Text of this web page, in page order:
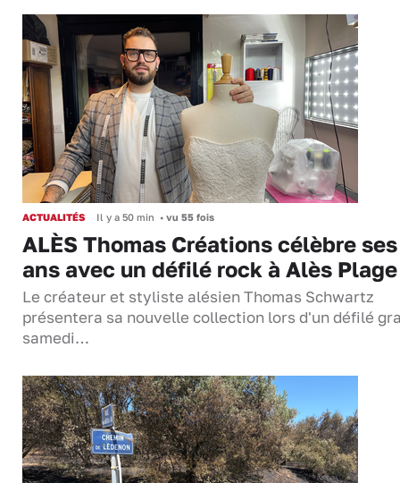
ACTUALITÉS Il y a 50 min • vu 55 fois
ALÈS Thomas Créations célèbre
ans avec un défilé rock à Alès Plage
Le créateur et styliste alésien Thomas Schwartz
présentera sa nouvelle collection lors d'un défilé
samedi…